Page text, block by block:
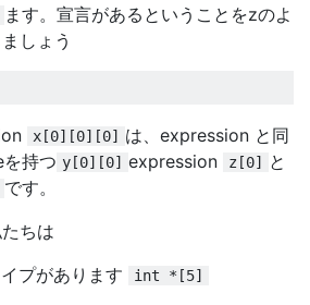
ます。宣言があるということをzのよ
しょう
x[0][0][0] は、expression と同
持つ y[0][0] expression z[0] と
です。
ちは
プがあります int *[5]